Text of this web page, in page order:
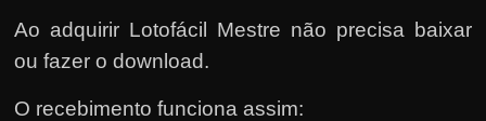
Ao adquirir Lotofácil Mestre não precisa baixar
ou fazer o download.
O recebimento funciona assim: